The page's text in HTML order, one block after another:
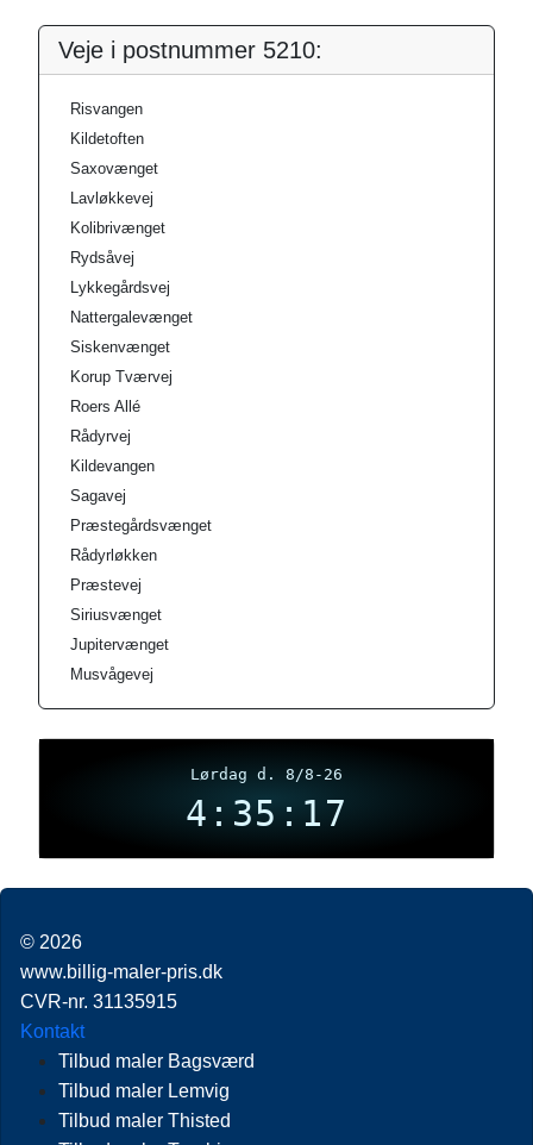
Veje i postnummer 5210:
Risvangen
Kildetoften
Saxovænget
Lavløkkevej
Kolibrivænget
Rydsåvej
Lykkegårdsvej
Nattergalevænget
Siskenvænget
Korup Tværvej
Roers Allé
Rådyrvej
Kildevangen
Sagavej
Præstegårdsvænget
Rådyrløkken
Præstevej
Siriusvænget
Jupitervænget
Musvågevej
Lørdag d. 8/8-26
4:35:18
© 2026
www.billig-maler-pris.dk
CVR-nr. 31135915
Kontakt
Tilbud maler Bagsværd
Tilbud maler Lemvig
Tilbud maler Thisted